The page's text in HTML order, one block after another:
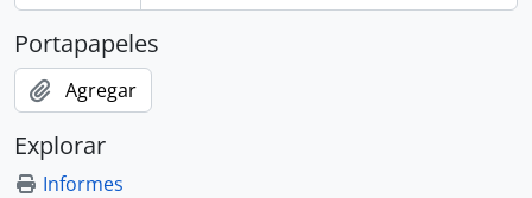
Portapapeles
Agregar
Explorar
Informes